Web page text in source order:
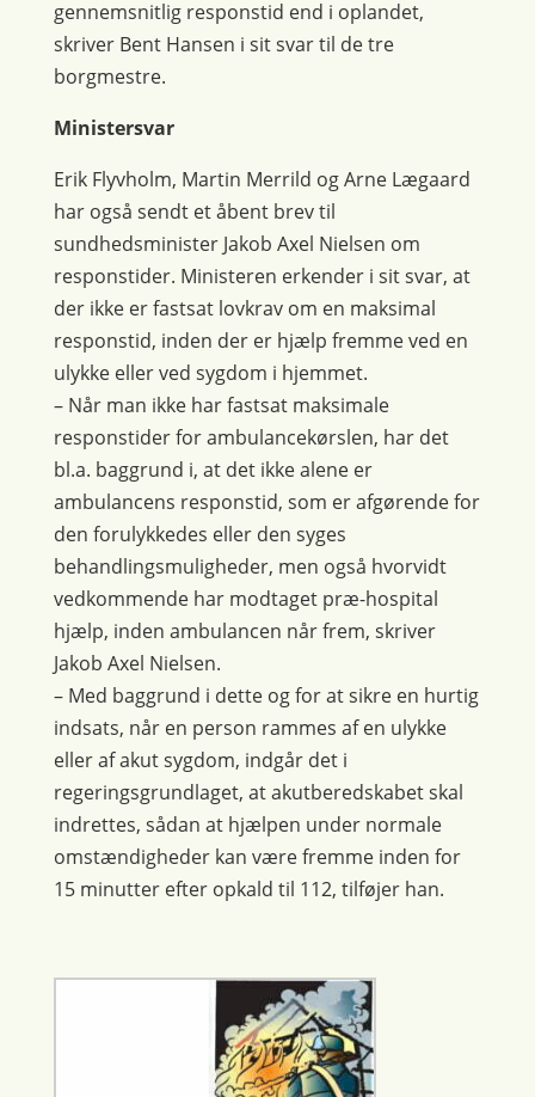
gennemsnitlig responstid end i oplandet,
skriver Bent Hansen i sit svar til de tre
borgmestre.
Ministersvar
Erik Flyvholm, Martin Merrild og Arne Lægaard
har også sendt et åbent brev til
sundhedsminister Jakob Axel Nielsen om
responstider. Ministeren erkender i sit svar, at
der ikke er fastsat lovkrav om en maksimal
responstid, inden der er hjælp fremme ved en
ulykke eller ved sygdom i hjemmet.
– Når man ikke har fastsat maksimale
responstider for ambulancekørslen, har det
bl.a. baggrund i, at det ikke alene er
ambulancens responstid, som er afgørende for
den forulykkedes eller den syges
behandlingsmuligheder, men også hvorvidt
vedkommende har modtaget præ-hospital
hjælp, inden ambulancen når frem, skriver
Jakob Axel Nielsen.
– Med baggrund i dette og for at sikre en hurtig
indsats, når en person rammes af en ulykke
eller af akut sygdom, indgår det i
regeringsgrundlaget, at akutberedskabet skal
indrettes, sådan at hjælpen under normale
omstændigheder kan være fremme inden for
15 minutter efter opkald til 112, tilføjer han.